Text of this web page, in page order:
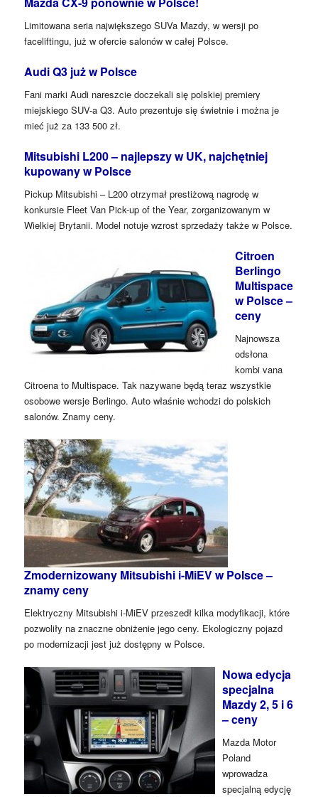
Limitowana seria największego SUVa Mazdy, w wersji po
faceliftingu, już w ofercie salonów w całej Polsce.
Audi Q3 już w Polsce
Fani marki Audi nareszcie doczekali się polskiej premiery
miejskiego SUV-a Q3. Auto prezentuje się świetnie i można je
mieć już za 133 500 zł.
Mitsubishi L200 – najlepszy w UK, najchętniej
kupowany w Polsce
Pickup Mitsubishi – L200 otrzymał prestiżową nagrodę w
konkursie Fleet Van Pick-up of the Year, zorganizowanym w
Wielkiej Brytanii. Model notuje wzrost sprzedaży także w Polsce.
Citroen
Berlingo
Multispace
w Polsce –
ceny
Najnowsza
odsłona
kombi vana
Citroena to Multispace. Tak nazywane będą teraz wszystkie
osobowe wersje Berlingo. Auto właśnie wchodzi do polskich
salonów. Znamy ceny.
Zmodernizowany Mitsubishi i-MiEV w Polsce –
znamy ceny
Elektryczny Mitsubishi i-MiEV przeszedł kilka modyfikacji, które
pozwoliły na znaczne obniżenie jego ceny. Ekologiczny pojazd
po modernizacji jest już dostępny w Polsce.
Nowa edycja
specjalna
Mazdy 2, 5 i 6
– ceny
Mazda Motor
Poland
wprowadza
specjalną edycję